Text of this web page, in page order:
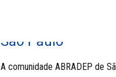
São Paulo
A comunidade ABRADEP de